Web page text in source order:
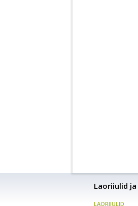
Laoriiulid
LAORIIULID